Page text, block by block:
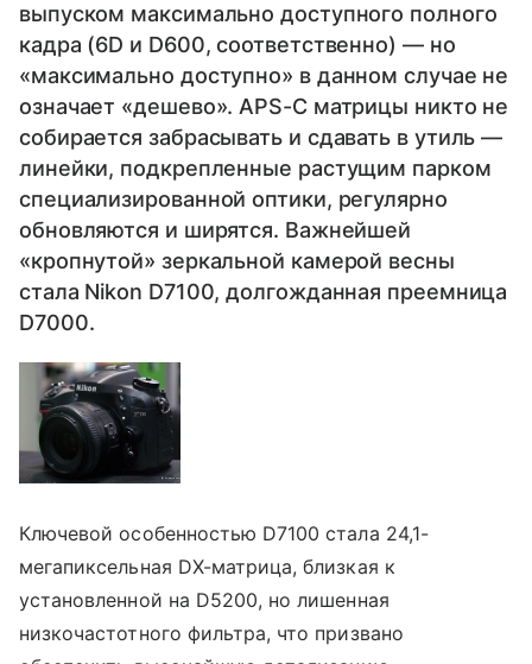
выпуском максимально доступного полного
кадра (6D и D600, соответственно) — но
«максимально доступно» в данном случае не
означает «дешево». APS-C матрицы никто не
собирается забрасывать и сдавать в утиль —
линейки, подкрепленные растущим парком
специализированной оптики, регулярно
обновляются и ширятся. Важнейшей
«кропнутой» зеркальной камерой весны
стала Nikon D7100, долгожданная преемница
D7000.
Ключевой особенностью D7100 стала 24,1-
мегапиксельная DX-матрица, близкая к
установленной на D5200, но лишенная
низкочастотного фильтра, что призвано